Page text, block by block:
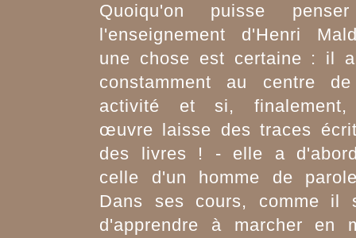
Quoiqu'on puisse
l'enseignement d'Henri
une chose est certaine : il
constamment au centre
activité et si,
œuvre laisse des traces
des livres ! - elle a
celle d'un homme de
Dans ses cours, comme il
d'apprendre à marcher en